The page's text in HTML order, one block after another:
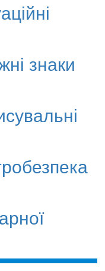
знаки